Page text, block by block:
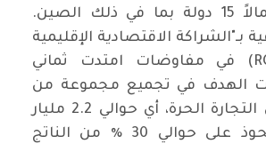
ونيوزيلندا، وإجمالاً 15 دولة بما في ذلك الصين.
بـ"الشراكة الاقتصادية الإقليمية
الشاملة" (RCEP) في مفاوضات امتدت ثماني
الهدف في تجميع مجموعة من
البلدان من أجل التجارة الحرة، أي حوالي 2.2 مليار
شخص، وتستحوذ على حوالي 30 ٪ من الناتج